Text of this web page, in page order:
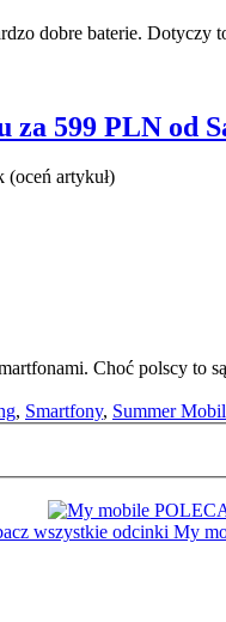
dobre baterie.
599 PLN od
(oceń artykuł)
Choć polscy
, Smartfony, Summer